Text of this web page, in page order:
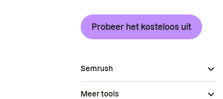
Probeer het kosteloos uit
Semrush
Meer tools